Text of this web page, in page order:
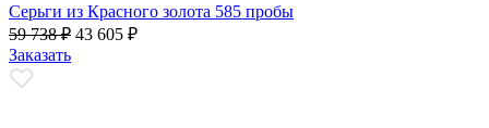
Серьги из Красного золота 585 пробы
59 738 ₽ 43 605 ₽
Заказать